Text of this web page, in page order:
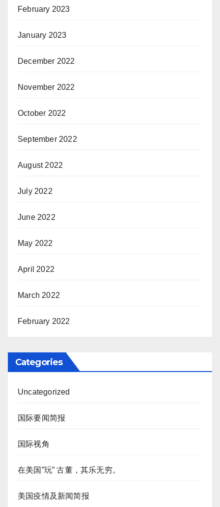
February 2023
January 2023
December 2022
November 2022
October 2022
September 2022
August 2022
July 2022
June 2022
May 2022
April 2022
March 2022
February 2022
Categories
Uncategorized
国际要闻简报
国际视角
在美国”玩” 古董，其乐无穷。
美国疫情及新闻简报